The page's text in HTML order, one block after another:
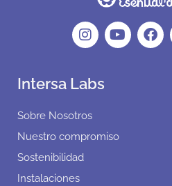
Intersa Labs
Sobre Nosotros
Nuestro compromiso
Sostenibilidad
Instalaciones